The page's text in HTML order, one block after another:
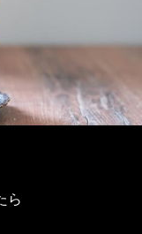
ら